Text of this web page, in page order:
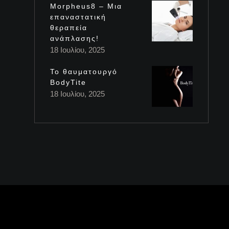
Morpheus8 – Μια
επαναστατική
θεραπεία
ανάπλασης!
18 Ιουλίου, 2025
Το θαυματουργό
BodyTite
18 Ιουλίου, 2025